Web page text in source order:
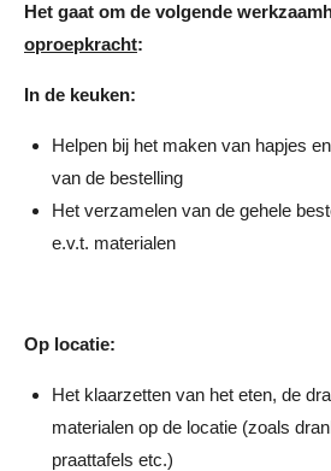
Het gaat om de volgende
oproepkracht:
In de keuken:
Helpen bij het maken van hapjes
van de bestelling
Het verzamelen van de gehele
e.v.t. materialen
Op locatie:
Het klaarzetten van het eten, de
materialen op de locatie (zoals
praattafels etc.)